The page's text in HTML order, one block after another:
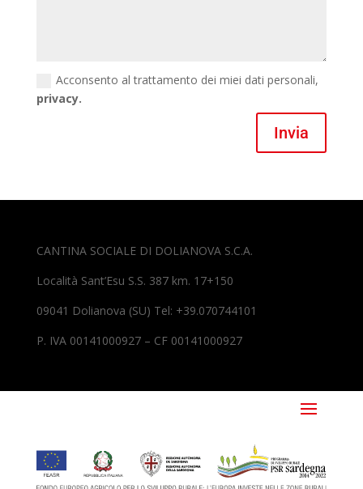
Acconsento al trattamento dei miei dati personali,
privacy.
Invia
CANTINA SOCIALE DI DOLIANOVA S.C.A.
Località Sant’Esu S.S. 387 km. 17+150
09041 Dolianova (SU) Tel: +39.070744101
P. IVA 00141000927 – CF 00141000927